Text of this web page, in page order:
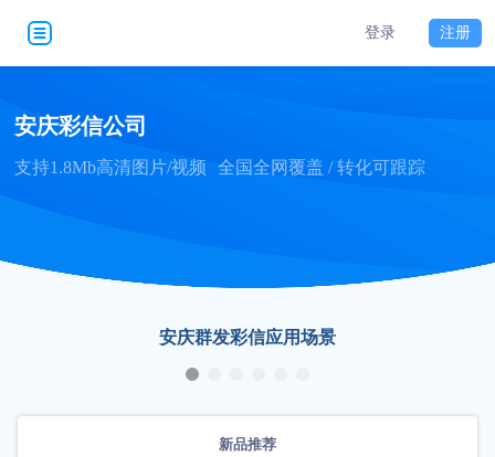
登录 注册
安庆彩信公司
支持1.8Mb高清图片/视频 全国全网覆盖 / 转化可跟踪
安庆群发彩信应用场景
新品推荐